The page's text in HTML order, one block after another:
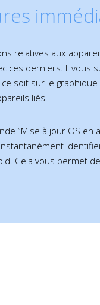
relatives aux
ces derniers. Il vous
soit sur le
liés.
“Mise à jour OS en
Cela vous permet